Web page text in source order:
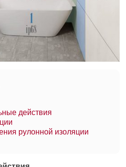
действия
рулонной изоляции